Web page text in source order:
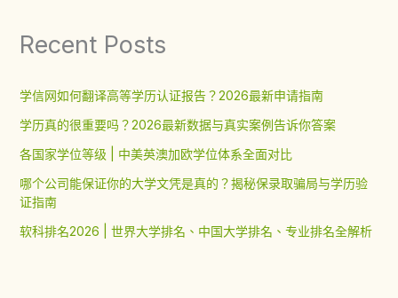
Recent Posts
学信网如何翻译高等学历认证报告？2026最新申请指南
学历真的很重要吗？2026最新数据与真实案例告诉你答案
各国家学位等级 | 中美英澳加欧学位体系全面对比
哪个公司能保证你的大学文凭是真的？揭秘保录取骗局与学历验
证指南
软科排名2026 | 世界大学排名、中国大学排名、专业排名全解析